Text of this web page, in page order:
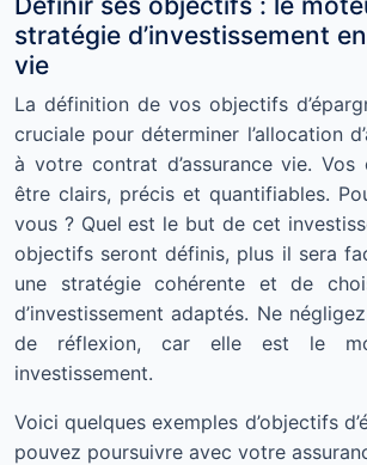
stratégie d’investissement
vie
La définition de vos objectifs
cruciale pour déterminer l’allocation
à votre contrat d’assurance vie.
être clairs, précis et quantifiables.
vous ? Quel est le but de cet
objectifs seront définis, plus il sera
une stratégie cohérente et de
d’investissement adaptés. Ne
de réflexion, car elle est le
investissement.
Voici quelques exemples d’objectifs
pouvez poursuivre avec votre